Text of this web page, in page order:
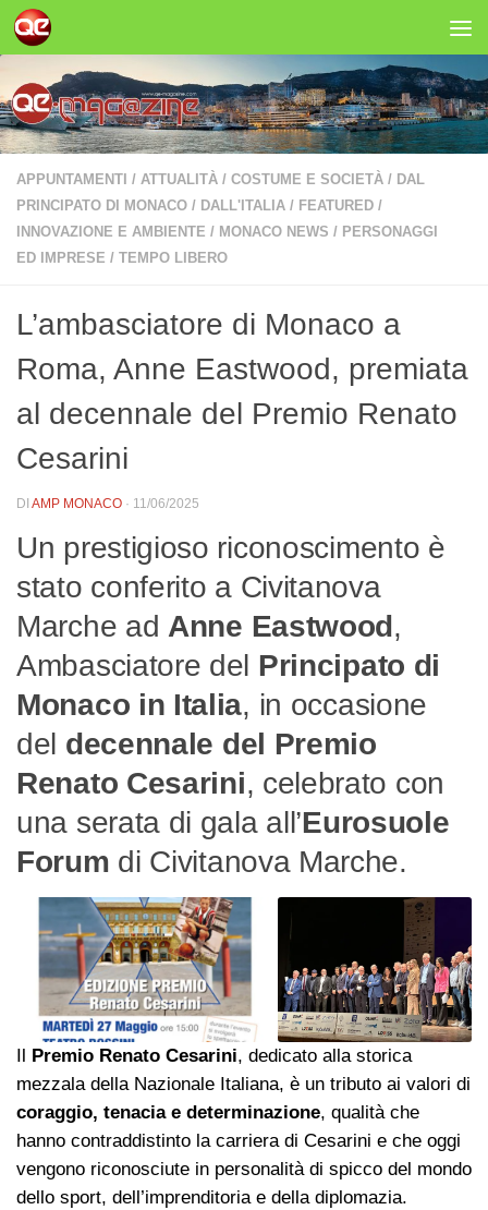
Salta al contenuto
APPUNTAMENTI / ATTUALITÀ / COSTUME E SOCIETÀ / DAL
PRINCIPATO DI MONACO / DALL'ITALIA / FEATURED /
INNOVAZIONE E AMBIENTE / MONACO NEWS / PERSONAGGI
ED IMPRESE / TEMPO LIBERO
L’ambasciatore di Monaco a
Roma, Anne Eastwood, premiata
al decennale del Premio Renato
Cesarini
DI AMP MONACO · 11/06/2025
Un prestigioso riconoscimento è
stato conferito a Civitanova
Marche ad Anne Eastwood,
Ambasciatore del Principato di
Monaco in Italia, in occasione
del decennale del Premio
Renato Cesarini, celebrato con
una serata di gala all’Eurosuole
Forum di Civitanova Marche.
Premio Renato Cesarini, dedicato alla storica
mezzala della Nazionale Italiana, è un tributo ai valori di
coraggio, tenacia e determinazione, qualità che
hanno contraddistinto la carriera di Cesarini e che oggi
vengono riconosciute in personalità di spicco del mondo
dello sport, dell’imprenditoria e della diplomazia.